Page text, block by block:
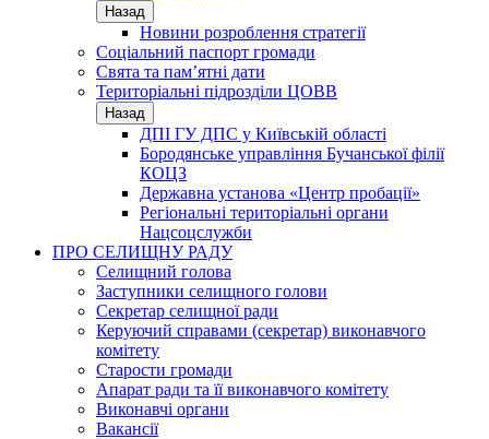
Назад
Новини розроблення стратегії
Соціальний паспорт громади
Свята та пам’ятні дати
Територіальні підрозділи ЦОВВ
Назад
ДПІ ГУ ДПС у Київській області
Бородянське управління Бучанської філії
КОЦЗ
Державна установа «Центр пробації»
Регіональні територіальні органи
Нацсоцслужби
ПРО СЕЛИЩНУ РАДУ
Селищний голова
Заступники селищного голови
Секретар селищної ради
Керуючий справами (секретар) виконавчого
комітету
Старости громади
Апарат ради та її виконавчого комітету
Виконавчі органи
Вакансії